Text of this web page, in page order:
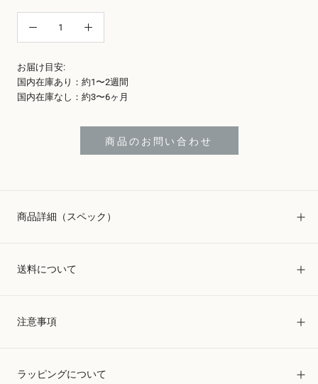
お届け目安:
国内在庫あり：約1〜2週間
国内在庫なし：約3〜6ヶ月
商品のお問い合わせ
商品詳細（スペック）
送料について
注意事項
ラッピングについて